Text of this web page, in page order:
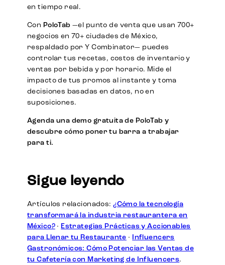
en tiempo real.
Con PoloTab —el punto de venta que usan 700+
negocios en 70+ ciudades de México,
respaldado por Y Combinator— puedes
controlar tus recetas, costos de inventario y
ventas por bebida y por horario. Mide el
impacto de tus promos al instante y toma
decisiones basadas en datos, no en
suposiciones.
Agenda una demo gratuita de PoloTab y
descubre cómo poner tu barra a trabajar
para ti.
Sigue leyendo
Artículos relacionados:¿Cómo la tecnología
transformará la industria restaurantera en
México?· Estrategias Prácticas y Accionables
para Llenar tu Restaurante ·
Influencers
Gastronómicos: Cómo Potenciar las Ventas de
tu Cafetería con Marketing de Influencers.